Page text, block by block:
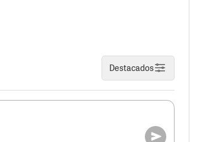
Destacados